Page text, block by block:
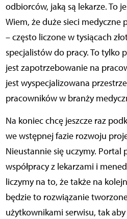
odbiorców, jaką są lekarze. To
Wiem, że duże sieci medyczne
– często liczone w tysiącach
specjalistów do pracy. To tylko
jest zapotrzebowanie na
jest wyspecjalizowana
pracowników w branży
Na koniec chcę jeszcze raz
we wstępnej fazie rozwoju
Nieustannie się uczymy. Portal
współpracy z lekarzami i
liczymy na to, że także na
będzie to rozwiązanie
użytkownikami serwisu, tak